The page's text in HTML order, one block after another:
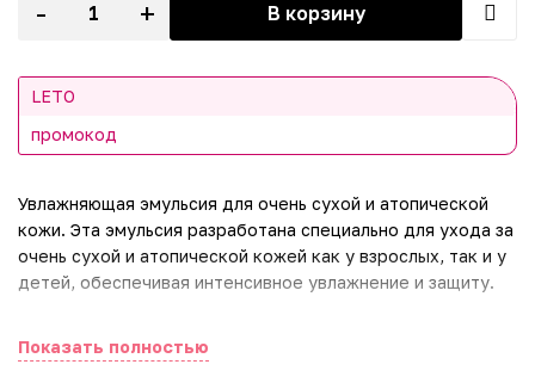
- + В корзину
LETO
промокод
Увлажняющая эмульсия для очень сухой и атопической
кожи. Эта эмульсия разработана специально для ухода за
очень сухой и атопической кожей как у взрослых, так и у
детей, обеспечивая интенсивное увлажнение и защиту.
- Эффективное смягчение: Масло Ши в составе эмульсии
Показать полностью